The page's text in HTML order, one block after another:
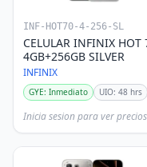
INF-HOT70-4-256-SL
CELULAR INFINIX HOT
4GB+256GB SILVER
INFINIX
GYE: Inmediato UIO: 48 hrs
Inicia sesion para ver precios